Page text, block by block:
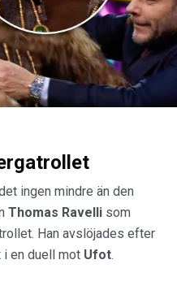
ingen mindre än den
Thomas Ravelli som
Han avslöjades efter
en duell mot Ufot.